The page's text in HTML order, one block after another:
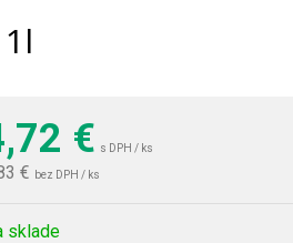
€ s DPH / ks
€ bez DPH / ks
sklade